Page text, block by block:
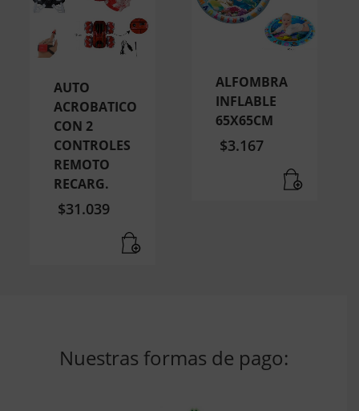
AUTO
ACROBATICO
CON 2
CONTROLES
REMOTO
RECARG.
$31.039
ALFOMBRA
INFLABLE
65X65CM
$3.167
Nuestras formas de pago: